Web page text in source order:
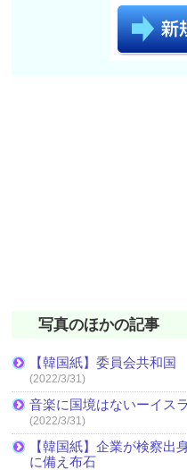
写真のほかの記事
【韓国紙】委員会共和国
(2022/3/31)
音楽に国境はないーイス
(2022/3/31)
【韓国紙】企業が検察
に備え布石